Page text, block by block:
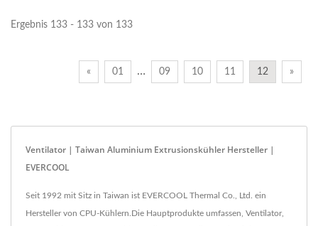
Ergebnis 133 - 133 von 133
« 01 … 09 10 11 12 »
Ventilator | Taiwan Aluminium Extrusionskühler Hersteller |
EVERCOOL
Seit 1992 mit Sitz in Taiwan ist EVERCOOL Thermal Co., Ltd. ein
Hersteller von CPU-Kühlern.Die Hauptprodukte umfassen, Ventilator,